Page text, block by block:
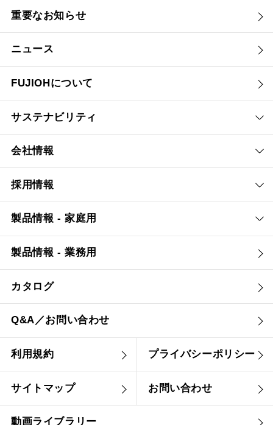
重要なお知らせ
ニュース
FUJIOHについて
サステナビリティ
会社情報
採用情報
製品情報 - 家庭用
製品情報 - 業務用
カタログ
Q&A／お問い合わせ
利用規約 プライバシーポリシー
サイトマップ お問い合わせ
動画ライブラリー